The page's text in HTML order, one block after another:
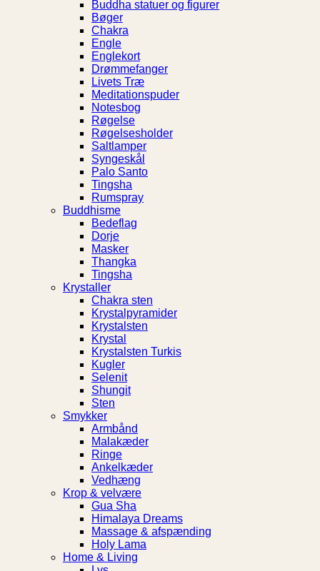
Buddha statuer og figurer
Bøger
Chakra
Engle
Englekort
Drømmefanger
Livets Træ
Meditationspuder
Notesbog
Røgelse
Røgelsesholder
Saltlamper
Syngeskål
Palo Santo
Tingsha
Rumspray
Buddhisme
Bedeflag
Dorje
Masker
Thangka
Tingsha
Krystaller
Chakra sten
Krystalpyramider
Krystalsten
Krystal
Krystalsten Turkis
Kugler
Selenit
Shungit
Sten
Smykker
Armbånd
Malakæder
Ringe
Ankelkæder
Vedhæng
Krop & velvære
Gua Sha
Himalaya Dreams
Massage & afspænding
Holy Lama
Home & Living